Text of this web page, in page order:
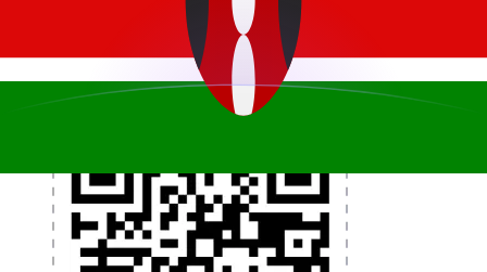
l'argent à l'étranger sans frais cachés. Téléchargez
l'application dès aujourd'hui !